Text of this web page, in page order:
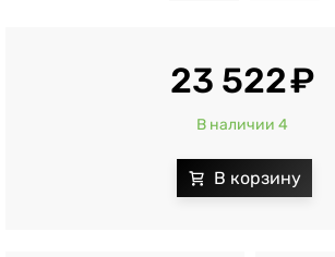
23 522
В наличии 4